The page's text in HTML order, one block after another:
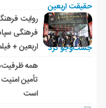
روایت
فرهنگی
اربعین +
همه
تأمین امنیت
است